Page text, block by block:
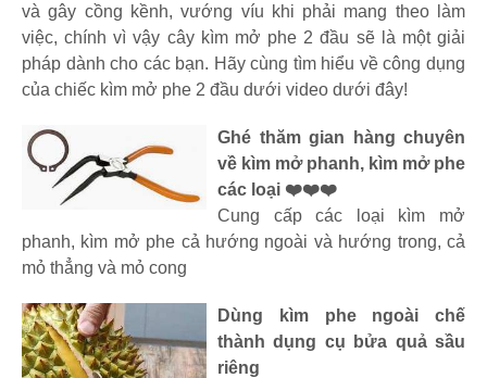
và gây cồng kềnh, vướng víu khi phải mang theo làm
việc, chính vì vậy cây kìm mở phe 2 đầu sẽ là một giải
pháp dành cho các bạn. Hãy cùng tìm hiểu về công dụng
của chiếc kìm mở phe 2 đầu dưới video dưới đây!
Ghé thăm gian hàng chuyên
về kìm mở phanh, kìm mở phe
các loại ❤️❤️❤️
Cung cấp các loại kìm mở
phanh, kìm mở phe cả hướng ngoài và hướng trong, cả
mỏ thẳng và mỏ cong
Dùng kìm phe ngoài chế
thành dụng cụ bửa quả sầu
riêng